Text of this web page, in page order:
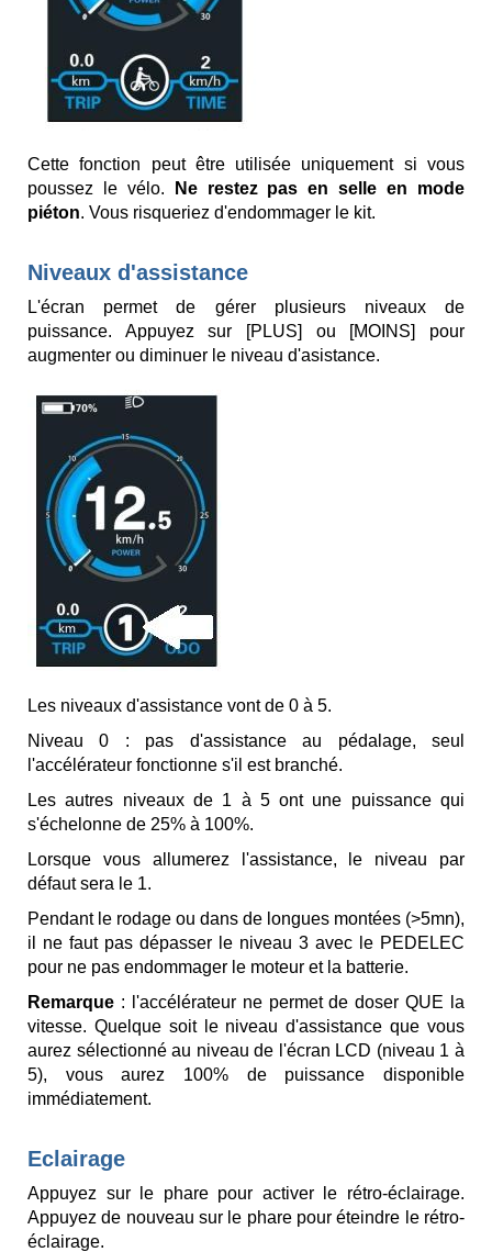
Cette fonction peut être utilisée uniquement si vous
poussez le vélo.
Ne restez pas en selle en mode
piéton. Vous risqueriez d'endommager le kit.
Niveaux d'assistance
L'écran permet de gérer plusieurs niveaux de
puissance. Appuyez sur [PLUS] ou [MOINS] pour
augmenter ou diminuer le niveau d'asistance.
Les niveaux d'assistance vont de 0 à 5.
Niveau 0 : pas d'assistance au pédalage, seul
l'accélérateur fonctionne s'il est branché.
Les autres niveaux de 1 à 5 ont une puissance qui
s'échelonne de 25% à 100%.
Lorsque vous allumerez l'assistance, le niveau par
défaut sera le 1.
Pendant le rodage ou dans de longues montées (>5mn),
il ne faut pas dépasser le niveau 3 avec le PEDELEC
pour ne pas endommager le moteur et la batterie.
Remarque : l'accélérateur ne permet de doser QUE la
vitesse. Quelque soit le niveau d'assistance que vous
aurez sélectionné au niveau de l'écran LCD (niveau 1 à
5), vous aurez 100% de puissance disponible
immédiatement.
Eclairage
Appuyez sur le phare pour activer le rétro-éclairage.
Appuyez de nouveau sur le phare pour éteindre le rétro-
éclairage.